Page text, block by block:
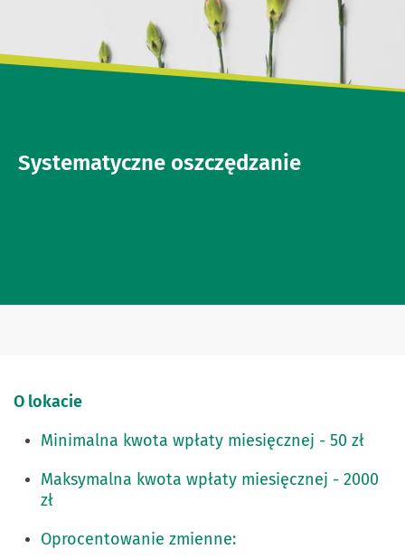
Systematyczne oszczędzanie
O lokacie
Minimalna kwota wpłaty miesięcznej - 50 zł
Maksymalna kwota wpłaty miesięcznej - 2000
zł
Oprocentowanie zmienne: